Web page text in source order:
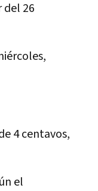
del 26
4 centavos,
el